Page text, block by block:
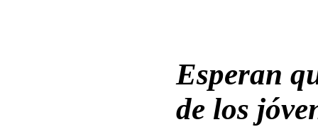
Esperan
de los